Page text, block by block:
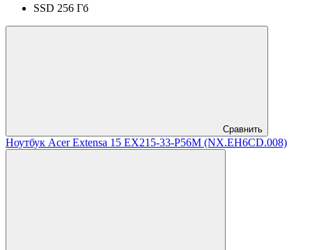
SSD 256 Гб
Сравнить
Ноутбук Acer Extensa 15 EX215-33-P56M (NX.EH6CD.008)